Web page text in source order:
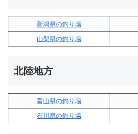
新潟県の釣り場
山梨県の釣り場
北陸地方
富山県の釣り場
石川県の釣り場